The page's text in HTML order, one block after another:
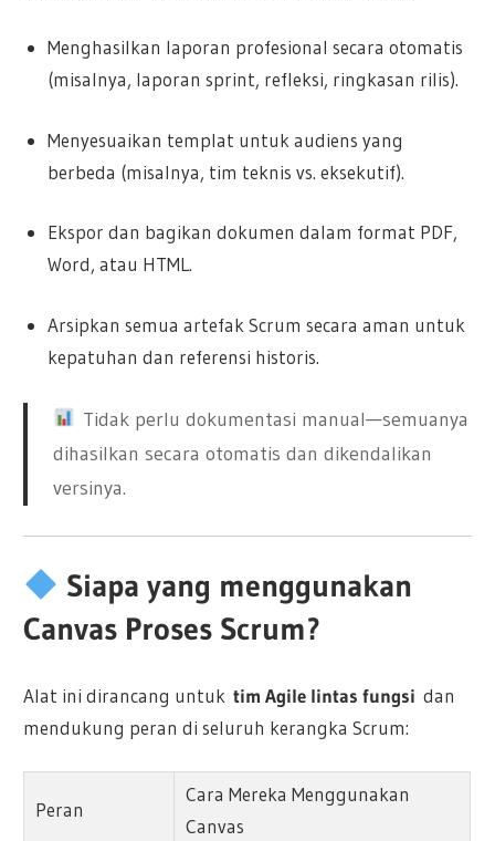
Menghasilkan laporan profesional secara otomatis
(misalnya, laporan sprint, refleksi, ringkasan rilis).
Menyesuaikan templat untuk audiens yang
berbeda (misalnya, tim teknis vs. eksekutif).
Ekspor dan bagikan dokumen dalam format PDF,
Word, atau HTML.
Arsipkan semua artefak Scrum secara aman untuk
kepatuhan dan referensi historis.
Tidak perlu dokumentasi manual—semuanya
dihasilkan secara otomatis dan dikendalikan
versinya.
Siapa yang menggunakan
Canvas Proses Scrum?
Alat ini dirancang untuktim Agile lintas fungsi dan
mendukung peran di seluruh kerangka Scrum:
Peran
Cara Mereka Menggunakan
Canvas